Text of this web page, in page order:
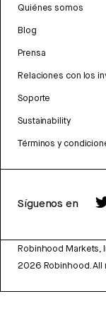
Quiénes somos
Blog
Prensa
Relaciones con los
Soporte
Sustainability
Términos y
Síguenos en
Robinhood Markets,
2026 Robinhood.